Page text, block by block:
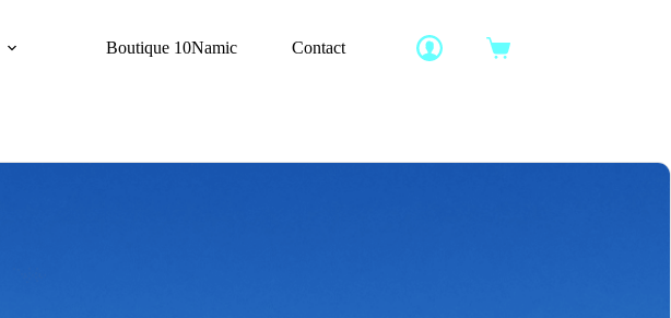
Boutique 10Namic Contact
Panier